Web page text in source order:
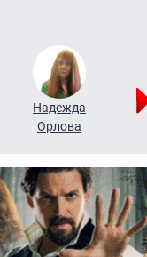
Надежда
Орлова